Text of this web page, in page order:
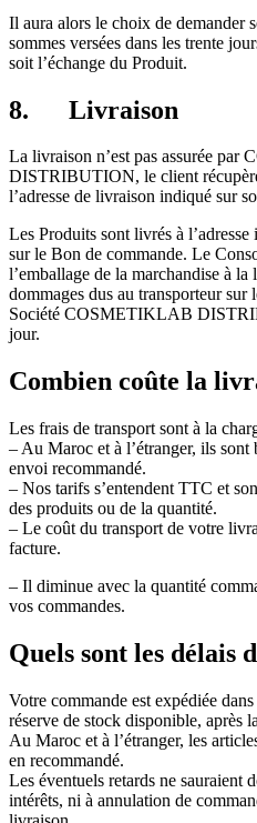
Il aura alors le choix de demander
sommes versées dans les trente
soit l’échange du Produit.
8. Livraison
La livraison n’est pas assurée
DISTRIBUTION, le client
l’adresse de livraison indiqué sur
Les Produits sont livrés à
sur le Bon de commande. Le
l’emballage de la marchandise à
dommages dus au transporteur
Société COSMETIKLAB
jour.
Combien coûte la
Les frais de transport sont à la
– Au Maroc et à l’étranger, ils sont
envoi recommandé.
– Nos tarifs s’entendent TTC et
des produits ou de la quantité.
– Le coût du transport de votre
facture.
– Il diminue avec la quantité
vos commandes.
Quels sont les délais
Votre commande est expédiée
réserve de stock disponible, après
Au Maroc et à l’étranger, les
en recommandé.
Les éventuels retards ne sauraient
intérêts, ni à annulation de